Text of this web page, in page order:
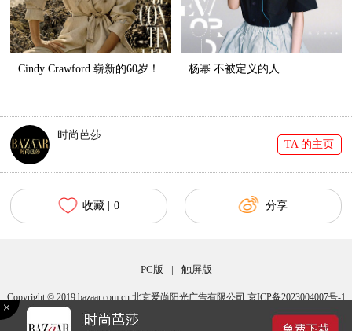
Cindy Crawford 崭新的60岁！ 杨幂 不被定义的人
时尚芭莎
TA 的主页
收藏 | 0 分享
PC版 | 触屏版
Copyright © 2019 bazaar.com.cn 北京爱尚阳光广告有限公司 京ICP备2023004007号-1
京公网安备 11010502040483号